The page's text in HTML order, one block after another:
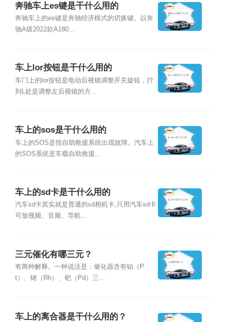
奔驰车上es键是干什么用的
奔驰车上的es键是奔驰经济模式的切换键。以奔
驰A级2022款A180...
车上lor按钮是干什么用的
车门上的lor按钮是电动后视镜调整开关旋钮，拧
到L处是调整左后视镜的方...
车上的sos是干什么用的
车上的SOS是指自助救援系统出现故障。汽车上
的SOS系统是车载自助救援...
车上的sd卡是干什么用的
汽车sd卡其实就是普通的sd相机卡,只用汽车sd卡
可放视频、音频、导航...
三元催化有哪三元？
有两种解释。一种说法是：催化器含有铂（P
t）、铑（Rh）、钯（Pd）三...
车上的离合器是干什么用的？